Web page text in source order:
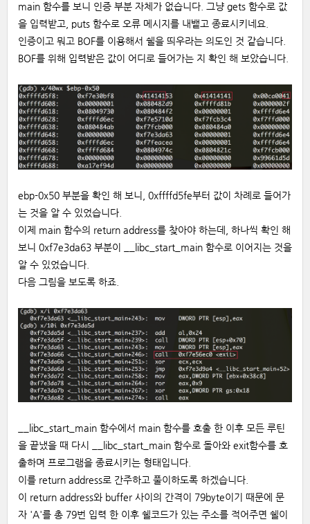
main 함수를 보니 인증 부분 자체가 없습니다. 그냥 gets 함수로 값
을 입력받고, puts 함수로 오류 메시지를 내뱉고 종료시키네요.
인증이고 뭐고 BOF를 이용해서 쉘을 띄우라는 의도인 것 같습니다.
BOF를 위해 입력받은 값이 어디로 들어가는 지 확인 해 보았습니다.
ebp-0x50 부분을 확인 해 보니, 0xffffd5fe부터 값이 차례로 들어가
는 것을 알 수 있었습니다.
이제 main 함수의 return address를 찾아야 하는데, 하나씩 확인 해
보니 0xf7e3da63 부분이 __libc_start_main 함수로 이어지는 것을
알 수 있었습니다.
다음 그림을 보도록 하죠.
__libc_start_main 함수에서 main 함수를 호출 한 이후 모든 루틴
을 끝냈을 때 다시 __libc_start_main 함수로 돌아와 exit함수를 호
출하며 프로그램을 종료시키는 형태입니다.
이를 return address로 간주하고 풀이하도록 하겠습니다.
이 return address와 buffer 사이의 간격이 79byte이기 때문에 문
자 'A'를 총 79번 입력 한 이후 쉘코드가 있는 주소를 적어주면 쉘이